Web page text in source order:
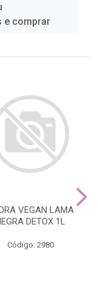
e comprar
VEGAN LAMA
DETOX 1L
Código: 2980